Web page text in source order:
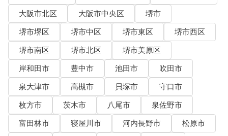
大阪市北区
大阪市中央区
堺市
堺市堺区
堺市中区 堺市東区
堺市西区
堺市南区
堺市北区
堺市美原区
岸和田市
豊中市 池田市
吹田市
泉大津市
高槻市 貝塚市
守口市
枚方市
茨木市 八尾市
泉佐野市
富田林市
寝屋川市 河内長野市
松原市